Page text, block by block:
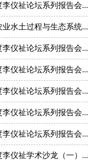
李仪祉论坛系列报告会...
业水土过程与生态系统...
李仪祉论坛系列报告会...
李仪祉论坛系列报告会...
李仪祉论坛系列报告会...
李仪祉论坛系列报告会...
李仪祉论坛系列报告会...
李仪祉学术沙龙（一）...